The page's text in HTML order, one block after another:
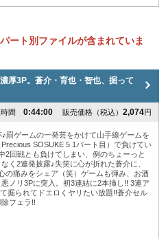
ート別ファイルが含まれていま
厚3P。蒼介・育也・智也、掘って
時間 0:44:00 販売価格（税込） 2,074円
罰ゲームの一発芸をかけて山手線ゲームを
SOSUKE 5 1パート目）で負けてい
2回戦とも負けてしまい、例のちょーっと
く2連発披露♪失笑に心が折れた蒼介に、
の痛みをシェア（笑）ゲームも弾み、お酒
ノリ3Pに突入。初3連結に2本挿し!! 3連ア
掘られてドエロくヤリたい放題!!蒼介セル
フェラ!!